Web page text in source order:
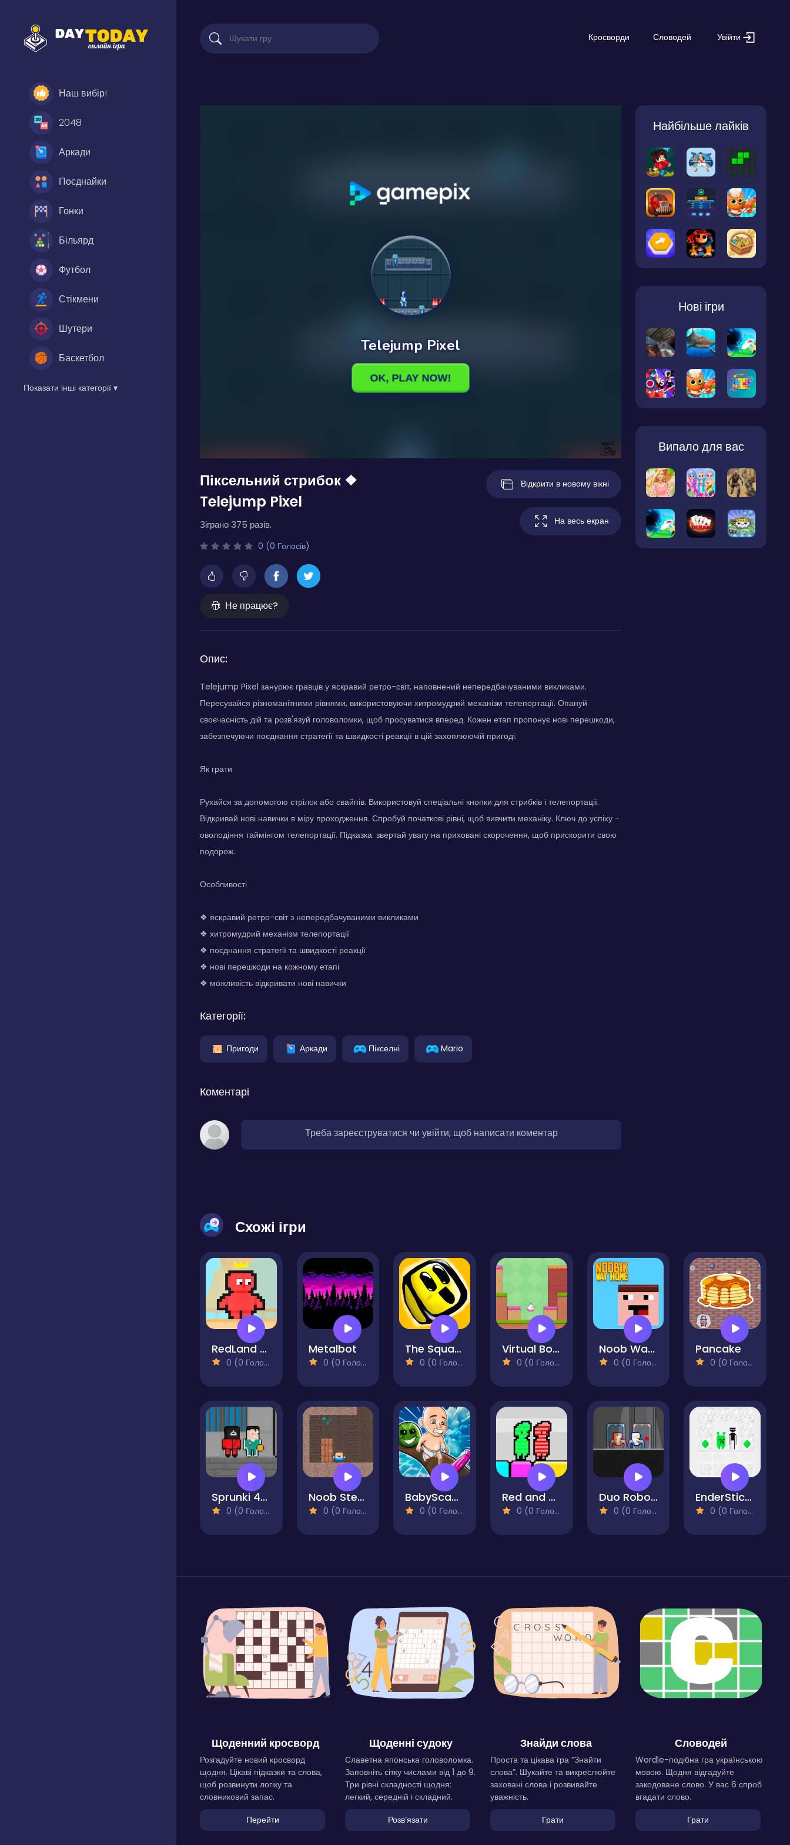
Наш вибір!
2048
Аркади
Поєднайки
Гонки
Більярд
Футбол
Стікмени
Шутери
Баскетбол
Показати інші категорії ▾
Кросворди Словодей Увійти
Піксельний стрибок ❖
Telejump Pixel
Зіграно 375 разів.
0 (0 Голосів)
Не працює?
Відкрити в новому вікні
На весь екран
Опис:
Telejump Pixel занурює гравців у яскравий ретро-світ, наповнений непередбачуваними викликами.
Пересувайся різноманітними рівнями, використовуючи хитромудрий механізм телепортації. Опануй
своєчасність дій та розв'язуй головоломки, щоб просуватися вперед. Кожен етап пропонує нові перешкоди,
забезпечуючи поєднання стратегії та швидкості реакції в цій захоплюючій пригоді.
Як грати
Рухайся за допомогою стрілок або свайпів. Використовуй спеціальні кнопки для стрибків і телепортації.
Відкривай нові навички в міру проходження. Спробуй початкові рівні, щоб вивчити механіку. Ключ до успіху -
оволодіння таймінгом телепортації. Підказка: звертай увагу на приховані скорочення, щоб прискорити свою
подорож.
Особливості
❖ яскравий ретро-світ з непередбачуваними викликами
❖ хитромудрий механізм телепортації
❖ поєднання стратегії та швидкості реакції
❖ нові перешкоди на кожному етапі
❖ можливість відкривати нові навички
Категорії:
Пригоди Аркади Пікселні Mario
Коментарі
Треба зареєструватися чи увійти, щоб написати коментар
Найбільше лайків
Нові ігри
Випало для вас
Схожі ігри
RedLand Water Cut Off
0 (0 Голосів)
Metalbot
0 (0 Голосів)
The Squared
0 (0 Голосів)
Virtual Boy Escape
0 (0 Голосів)
Noob Way home
0 (0 Голосів)
Pancake
0 (0 Голосів)
Sprunki 456 Squid Cookie
0 (0 Голосів)
Noob Steve Cave
0 (0 Голосів)
BabyScape
0 (0 Голосів)
Red and Green Rainbow
0 (0 Голосів)
Duo Robot Skibidi
0 (0 Голосів)
EnderStick Skymap
0 (0 Голосів)
Щоденний кросворд
Розгадуйте новий кросворд
щодня. Цікаві підказки та слова,
щоб розвинути логіку та
словниковий запас.
Перейти
Щоденні судоку
Славетна японська головоломка.
Заповніть сітку числами від 1 до 9.
Три рівні складності щодня:
легкий, середній і складний.
Розвʼязати
Знайди слова
Проста та цікава гра “Знайти
слова”. Шукайте та викреслюйте
заховані слова і розвивайте
уважність.
Грати
Словодей
Wordle-подібна гра українською
мовою. Щодня відгадуйте
закодоване слово. У вас 6 спроб
вгадати слово.
Грати